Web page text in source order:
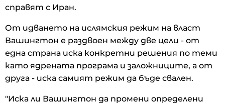
справят с Иран.
От идването на ислямския режим на власт
Вашингтон е раздвоен между две цели - от
една страна иска конкретни решения по теми
като ядрената програма и заложниците, а от
друга - иска самият режим да бъде свален.
"Иска ли Вашингтон да промени определени